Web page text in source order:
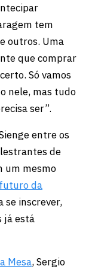
tem
outros. Uma
que comprar
Só vamos
nele, mas tudo
ser”.
entre os
de
um mesmo
da
se inscrever,
já está
Mesa, Sergio